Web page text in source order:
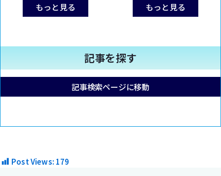
もっと見る もっと見る
記事を探す
記事検索ページに移動
Post Views: 179